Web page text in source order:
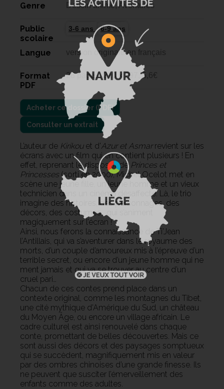
Genre Dessin animé, Aventures
Public
scolaire
3-6 ans 6-9 ans
Langue version originale en français
Format
PDF
28 pages, 210 x 297, 5,6€
Consulter un extrait
L’auteur de Kirikouet d'Azur et Asmarrevient sur les
écrans avec un film qui en contient plusieurs ! En
effet, reprenant le dispositif de Princes et
Princesses(sorti en 2000), Michel Ocelot met en
scène une jeune fille, un jeune homme et un vieux
technicien dans un cinéma désaffecté. Là, le trio
imagine des histoires, des personnages, des
décors, des costumes… qui s’animent
magiquement sur l’écran !
Ainsi, nous ferons la connaissance de Ti’Jean
l’Antillais, qui va s’aventurer dans le royaume des
morts, d’un couple d’amoureux mis à l’épreuve d’un
terrible secret, ou encore d’un jeune homme qui ne
ment jamais et qui va se trouver au centre d’un
cruel pari…
Chacun de ces contes prend place dans un
contexte original, comme les montagnes du Tibet,
une cité mythique d’Amérique du Sud, un château
du Moyen Âge, ou encore un village africain. Le
cadre culturel est ainsi renouvelé dans chaque
conte, promettant de belles découvertes. Mais ce
sont aussi des décors et des paysages somptueux
qui se succèdent, magnifiquement mis en valeur
par des ombres chinoises d’une grande finesse. Ils
ne peuvent que susciter l’émerveillement des
enfants comme des adultes.